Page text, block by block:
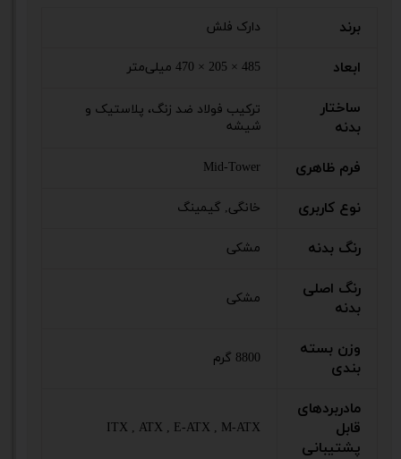
برند دارک فلش
ابعاد 485 × 205 × 470 میلی‌متر
ساختار
بدنه
ترکیب فولاد ضد زنگ، پلاستیک و
شیشه
فرم ظاهری Mid-Tower
نوع کاربری خانگی, گیمینگ
رنگ بدنه مشکی
رنگ اصلی
بدنه
مشکی
وزن بسته
بندی
8800 گرم
مادربردهای
قابل
پشتیبانی
ITX , ATX , E-ATX , M-ATX